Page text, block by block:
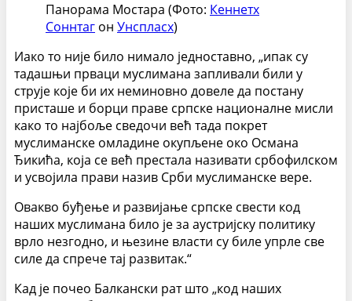
Панорама Мостара (Фото: Кеннетх
Соннтаг он Унспласх)
Иако то није било нимало једноставно, „ипак су
тадашњи прваци муслимана запливали били у
струје које би их неминовно довеле да постану
присташе и борци праве српске националне мисли
како то најбоље сведочи већ тада покрет
муслиманске омладине окупљене око Османа
Ђикића, која се већ престала називати србофилском
и усвојила прави назив Срби муслиманске вере.
Овакво буђење и развијање српске свести код
наших муслимана било је за аустријску политику
врло незгодно, и њезине власти су биле упрле све
силе да спрече тај развитак.“
Кад је почео Балкански рат што „код наших